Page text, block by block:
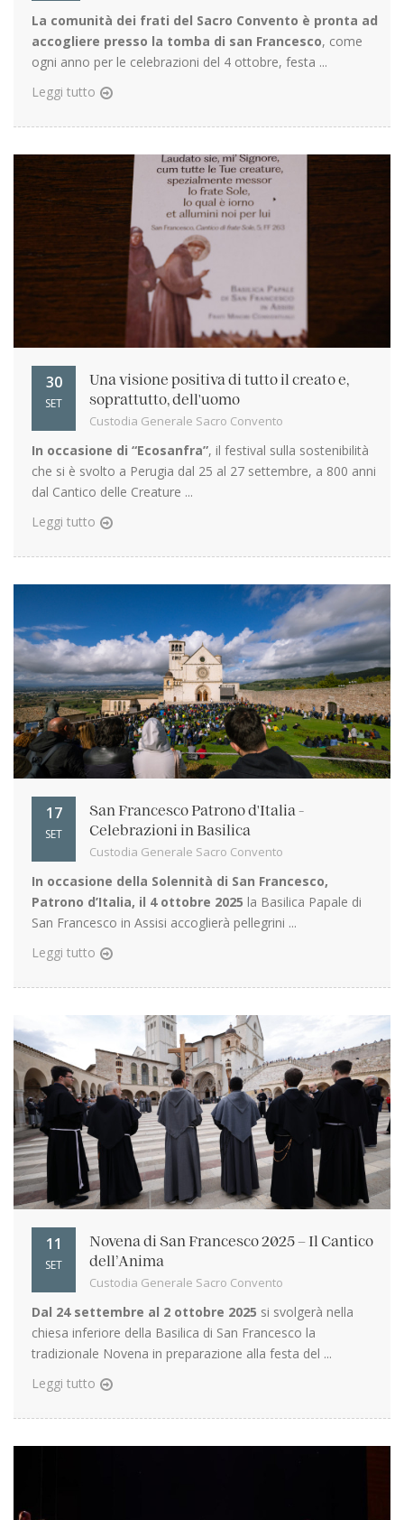
La comunità dei frati del Sacro Convento è pronta ad
accogliere presso la tomba di san Francesco, come
ogni anno per le celebrazioni del 4 ottobre, festa ...
Leggi tutto
30
SET
Una visione positiva di tutto il creato e,
soprattutto, dell'uomo
Custodia Generale Sacro Convento
In occasione di “Ecosanfra”, il festival sulla sostenibilità
che si è svolto a Perugia dal 25 al 27 settembre, a 800 anni
dal Cantico delle Creature ...
Leggi tutto
17
SET
San Francesco Patrono d'Italia -
Celebrazioni in Basilica
Custodia Generale Sacro Convento
In occasione della Solennità di San Francesco,
Patrono d’Italia, il 4 ottobre 2025 la Basilica Papale di
San Francesco in Assisi accoglierà pellegrini ...
Leggi tutto
11
SET
Novena di San Francesco 2025 – Il Cantico
dell’Anima
Custodia Generale Sacro Convento
Dal 24 settembre al 2 ottobre 2025 si svolgerà nella
chiesa inferiore della Basilica di San Francesco la
tradizionale Novena in preparazione alla festa del ...
Leggi tutto